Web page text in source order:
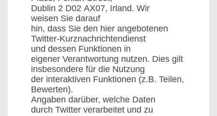
Dublin 2 D02 AX07, Irland. Wir
weisen Sie darauf
hin, dass Sie den hier angebotenen
Twitter-Kurznachrichtendienst
und dessen Funktionen in
eigener Verantwortung nutzen. Dies gilt
insbesondere für die Nutzung
der interaktiven Funktionen (z.B. Teilen,
Bewerten).
Angaben darüber, welche Daten
durch Twitter verarbeitet und zu